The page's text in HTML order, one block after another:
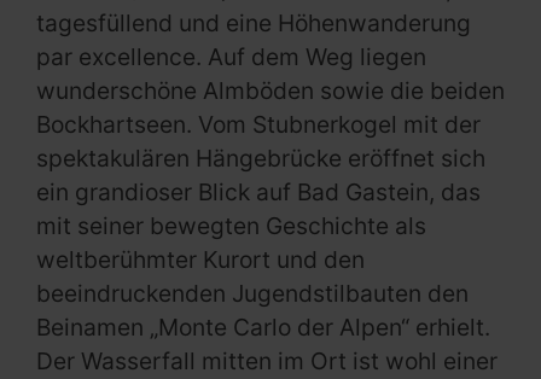
tagesfüllend und eine Höhenwanderung
par excellence. Auf dem Weg liegen
wunderschöne Almböden sowie die beiden
Bockhartseen. Vom Stubnerkogel mit der
spektakulären Hängebrücke eröffnet sich
ein grandioser Blick auf Bad Gastein, das
mit seiner bewegten Geschichte als
weltberühmter Kurort und den
beeindruckenden Jugendstilbauten den
Beinamen „Monte Carlo der Alpen“ erhielt.
Der Wasserfall mitten im Ort ist wohl einer